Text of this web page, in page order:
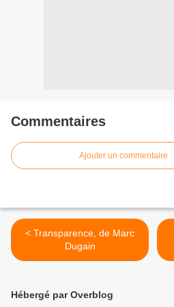
Commentaires
Ajouter un commentaire
< Transparence, de Marc
Dugain
Hébergé par Overblog